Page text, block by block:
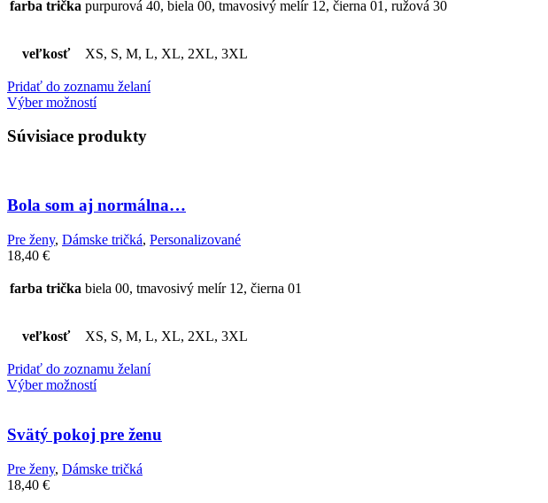
farba trička purpurová 40, biela 00, tmavosivý melír 12, čierna 01, ružová 30
veľkosť XS, S, M, L, XL, 2XL, 3XL
Pridať do zoznamu želaní
Výber možností
Súvisiace produkty
Bola som aj normálna…
Pre ženy, Dámske tričká, Personalizované
18,40 €
farba trička biela 00, tmavosivý melír 12, čierna 01
veľkosť XS, S, M, L, XL, 2XL, 3XL
Pridať do zoznamu želaní
Výber možností
Svätý pokoj pre ženu
Pre ženy, Dámske tričká
18,40 €